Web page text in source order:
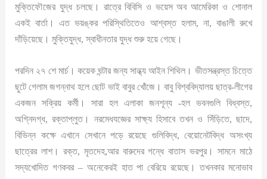
মুক্তিফৌজের যুদ্ধ চলছে। রাত্রে বিবিসি ও ভয়েস অব আমেরিকা ও শোনাল
একই বার্তা। এত ভয়ঙ্কর পরিস্থিতিতেও আশ্বস্ত হলাম, না, বাঙালী রুখে
দাঁড়িয়েছে। মুক্তিযুদ্ধ, স্বাধীনতার যুদ্ধ শুরু হয়ে গেছে।
পরদিন ২৭ শে মার্চ। কয়েক ঘন্টার জন্য সান্ধ্য আইন শিথিল। ভীতসন্ত্রস্ত চিত্তে
ছুটে গেলাম জগন্নাথ হলে ছোট ভাই বাবুর খোঁজে। বাবু বিশ্ববিদ্যালয় ছাত্র-লীগের
একজন সক্রিয় কর্মী। সারা হল এলাকা জনশূন্য -হল ভবনগুলি বিধ্বস্ত,
অগ্নিদগ্ধ, রক্তাপ্লুত। নরমেধযজ্ঞের সাক্ষ্য হিসাবে তখন ও সিঁড়িতে, ছাদে,
বিভিন্ন কক্ষে এখানে সেখানে পড়ে রয়েছে গুলিবিদ্ধ, বেয়োনেটবিদ্ধ অসংখ্য
ছাত্রের লাশ। রক্ত, মৃতদেহ,আর বারুদের গন্ধে বাতাস ভরপুর। সামনে মাঠে
সদ্যখোদিত গণকবর – অনেকেরই হাত পা বেরিয়ে রয়েছে। তখনকার মনোভাব